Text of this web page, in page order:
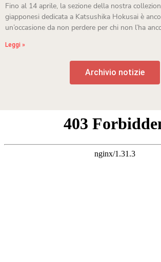
Fino al 14 aprile, la sezione della nostra
giapponesi dedicata a Katsushika Hokusai è
un’occasione da non perdere per chi non l’ha
Leggi »
Archivio notizie